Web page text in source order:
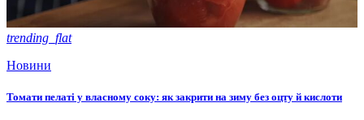
trending_flat
Новини
Томати пелаті у власному соку: як закрити на зиму без оцту й кислоти